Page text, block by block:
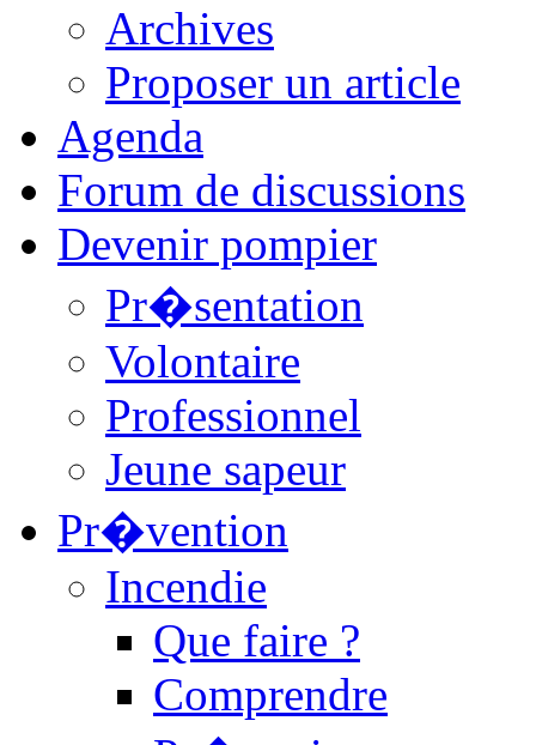
Archives
Proposer un article
Agenda
Forum de discussions
Devenir pompier
Pr�sentation
Volontaire
Professionnel
Jeune sapeur
Pr�vention
Incendie
Que faire ?
Comprendre